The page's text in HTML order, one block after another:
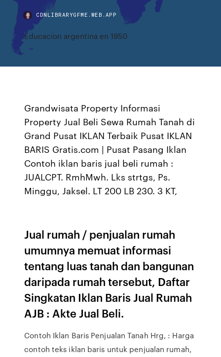
CDNLIBRARYGFME.WEB.APP
Educacion argentina en 1950
Grandwisata Property Informasi
Property Jual Beli Sewa Rumah Tanah di
Grand Pusat IKLAN Terbaik Pusat IKLAN
BARIS Gratis.com | Pusat Pasang Iklan
Contoh iklan baris jual beli rumah :
JUALCPT. RmhMwh. Lks strtgs, Ps.
Minggu, Jaksel. LT 200 LB 230. 3 KT,
Jual rumah / penjualan rumah
umumnya memuat informasi
tentang luas tanah dan bangunan
daripada rumah tersebut, Daftar
Singkatan Iklan Baris Jual Rumah
AJB : Akte Jual Beli.
Contoh Iklan Baris Penjualan Tanah Hrg, : Harga
contoh teks iklan baris untuk penjualan rumah,